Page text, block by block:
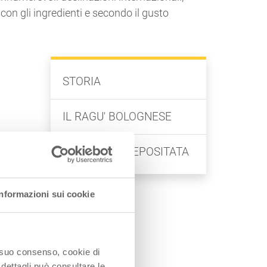
sui cookie
consenso, cookie di
gli ingredienti e secondo il gusto
STORIA
IL RAGU' BOLOGNESE
LA RICETTA DEPOSITATA